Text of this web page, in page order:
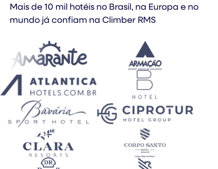
Mais de 10 mil hotéis no Brasil, na Europa e no
mundo já confiam na Climber RMS